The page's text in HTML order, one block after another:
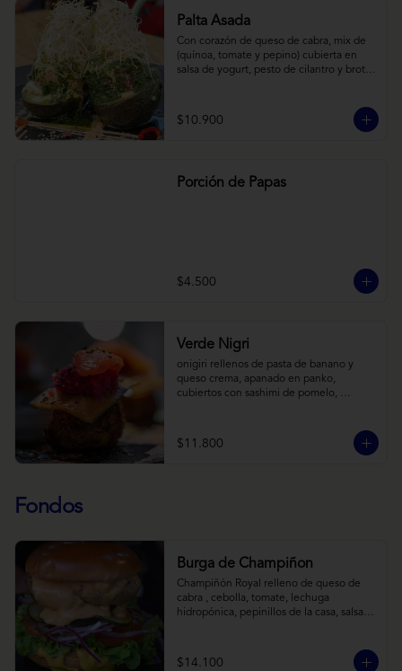
Palta Asada
Con corazón de queso de cabra, mix de
(quínoa, tomate y pepino) cubierta en
salsa de yogurt, pesto de cilantro y brotes
$10.900
Porción de Papas
$4.500
Verde Nigri
onigiri rellenos de pasta de banano y
queso crema, apanado en panko,
cubiertos con sashimi de pomelo,
de crema de coco con wasabi y tierra de
cochayuyo.
$11.800
Fondos
Burga de Champiñon
Champiñón Royal relleno de queso de
cabra , cebolla, tomate, lechuga
hidropónica, pepinillos de la casa, salsa
$14.100